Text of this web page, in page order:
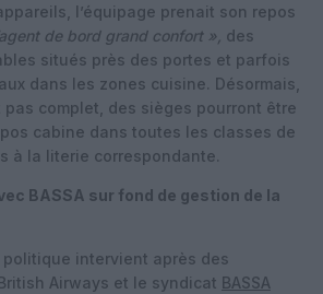
l’équipage prenait son repos
de bord grand confort », des
situés près des portes et parfois
dans les zones cuisine. Désormais,
pas complet, des sièges pourront être
cabine dans toutes les classes de
à la literie correspondante.
BASSA sur fond de gestion de la
intervient après des
Airways et le syndicat BASSA